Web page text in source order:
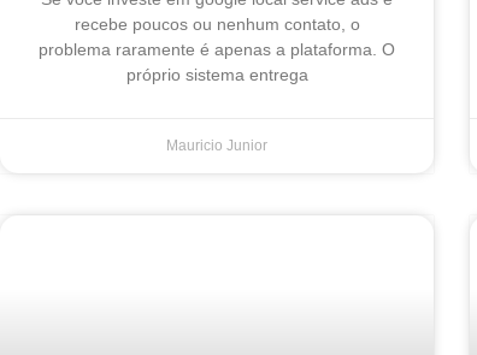
recebe poucos ou nenhum contato, o
problema raramente é apenas a plataforma. O
próprio sistema entrega
Mauricio Junior